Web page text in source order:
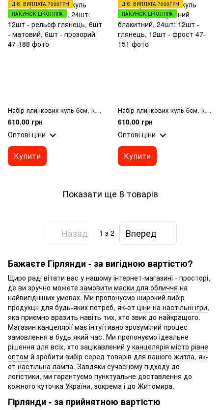
ДІЄ: ВИПЛАТА 7000ГРН
ПАКУНОК ШКОЛЯРА
Набір ялинкових куль 6см, колір - мокко, 24шт: 12шт - рельєф глянець, 6шт - матовий, 6шт - прозорий
610.00 грн
Оптові ціни
Купити
ДІЄ: ВИПЛАТА 7000ГРН
ПАКУНОК ШКОЛЯРА
Набір ялинкових куль 6см, колір - морозний блакитний, 24шт: 12шт - глянець, 12шт - фрост
610.00 грн
Оптові ціни
Купити
Показати ще 8 товарів
Назад 1 з 2 Вперед
Бажаєте Гірлянди - за вигідною вартістю?
Щиро раді вітати вас у нашому інтернет-магазині - просторі,
де ви зручно можете замовити маски для обличчя на
найвигідніших умовах. Ми пропонуємо широкий вибір
продукції для будь-яких потреб, як-от ціни на настільні ігри,
яка приємно вразить навіть тих, хто звик до найкращого.
Магазин канцелярії має інтуїтивно зрозумілий процес
замовлення в будь який час. Ми пропонуємо ідеальне
рішення для всіх, хто зацікавлений у канцелярія місто рівне
оптом й зробити вибір серед товарів для вашого житла, як-
от настільна лампа. Завдяки сучасному підходу до
логістики, ми гарантуємо пунктуальне доставлення до
кожного куточка України, зокрема і до Житомира.
Гірлянди - за прийнятною вартістю